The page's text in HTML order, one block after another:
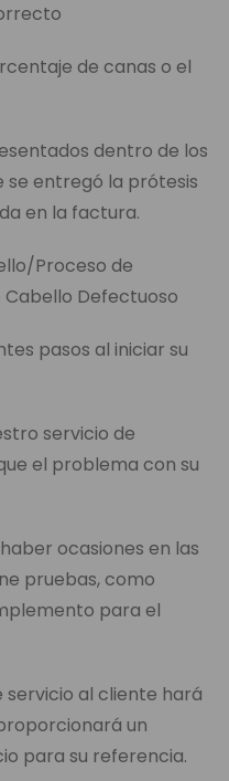
de canas o el
dentro de los
se entregó la prótesis
en la factura.
Proceso de
Defectuoso
pasos al iniciar su
servicio de
el problema con su
ocasiones en las
pruebas, como
para el
al cliente hará
un
para su referencia.